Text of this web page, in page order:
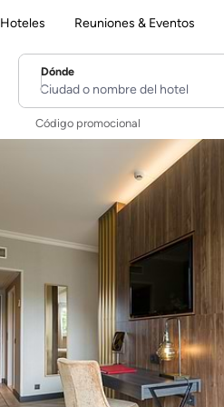
Hoteles Reuniones & Eventos
Dónde
Ciudad o nombre del hotel
Código promocional